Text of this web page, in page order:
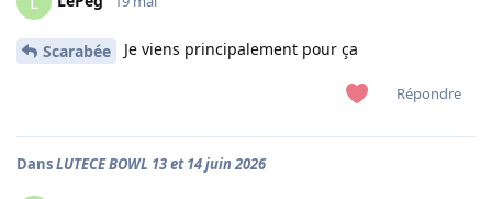
Scarabée Je viens principalement pour ça
Répondre
DansLUTECE BOWL 13 et 14 juin 2026